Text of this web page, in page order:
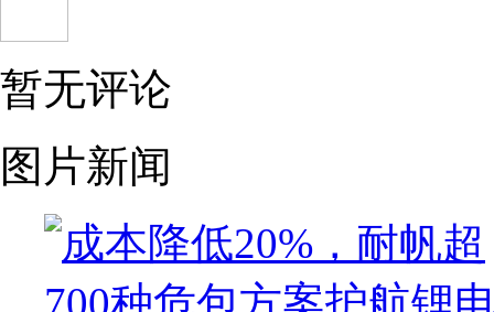
暂无评论
图片新闻